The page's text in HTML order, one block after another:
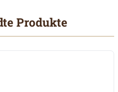
Produkte
Sie durch die Elemente des